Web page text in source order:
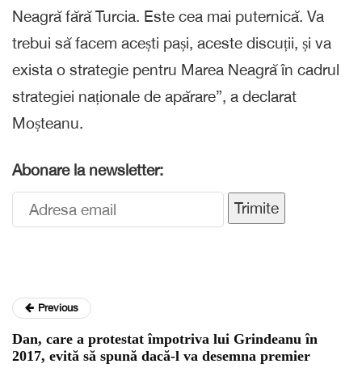
Neagră fără Turcia. Este cea mai puternică. Va
trebui să facem acești pași, aceste discuții, și va
exista o strategie pentru Marea Neagră în cadrul
strategiei naționale de apărare”, a declarat
Moșteanu.
Abonare la newsletter:
Trimite
Previous
Dan, care a protestat împotriva lui Grindeanu în
2017, evită să spună dacă-l va desemna premier